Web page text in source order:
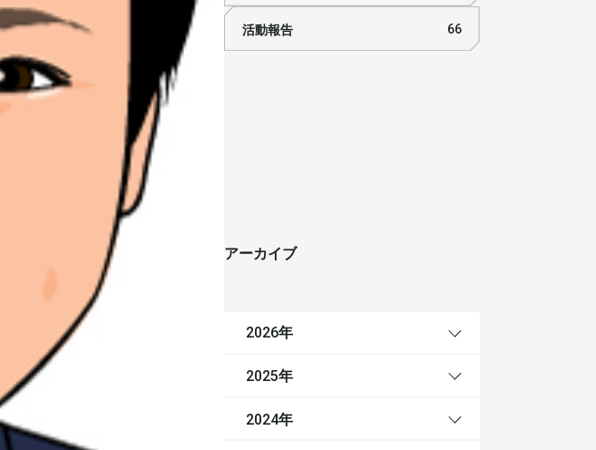
活動報告 66
アーカイブ
2026年
2025年
2024年